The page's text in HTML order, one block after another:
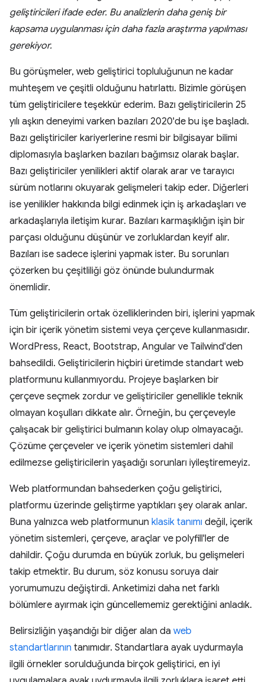
geliştiricileri ifade eder. Bu analizlerin daha geniş bir
kapsama uygulanması için daha fazla araştırma yapılması
gerekiyor.
Bu görüşmeler, web geliştirici topluluğunun ne kadar
muhteşem ve çeşitli olduğunu hatırlattı. Bizimle görüşen
tüm geliştiricilere teşekkür ederim. Bazı geliştiricilerin 25
yılı aşkın deneyimi varken bazıları 2020'de bu işe başladı.
Bazı geliştiriciler kariyerlerine resmi bir bilgisayar bilimi
diplomasıyla başlarken bazıları bağımsız olarak başlar.
Bazı geliştiriciler yenilikleri aktif olarak arar ve tarayıcı
sürüm notlarını okuyarak gelişmeleri takip eder. Diğerleri
ise yenilikler hakkında bilgi edinmek için iş arkadaşları ve
arkadaşlarıyla iletişim kurar. Bazıları karmaşıklığın işin bir
parçası olduğunu düşünür ve zorluklardan keyif alır.
Bazıları ise sadece işlerini yapmak ister. Bu sorunları
çözerken bu çeşitliliği göz önünde bulundurmak
önemlidir.
Tüm geliştiricilerin ortak özelliklerinden biri, işlerini yapmak
için bir içerik yönetim sistemi veya çerçeve kullanmasıdır.
WordPress, React, Bootstrap, Angular ve Tailwind'den
bahsedildi. Geliştiricilerin hiçbiri üretimde standart web
platformunu kullanmıyordu. Projeye başlarken bir
çerçeve seçmek zordur ve geliştiriciler genellikle teknik
olmayan koşulları dikkate alır. Örneğin, bu çerçeveyle
çalışacak bir geliştirici bulmanın kolay olup olmayacağı.
Çözüme çerçeveler ve içerik yönetim sistemleri dahil
edilmezse geliştiricilerin yaşadığı sorunları iyileştiremeyiz.
Web platformundan bahsederken çoğu geliştirici,
platformu üzerinde geliştirme yaptıkları şey olarak anlar.
Buna yalnızca web platformunun klasik tanımı değil, içerik
yönetim sistemleri, çerçeve, araçlar ve polyfill'ler de
dahildir. Çoğu durumda en büyük zorluk, bu gelişmeleri
takip etmektir. Bu durum, söz konusu soruya dair
yorumumuzu değiştirdi. Anketimizi daha net farklı
bölümlere ayırmak için güncellememiz gerektiğini anladık.
Belirsizliğin yaşandığı bir diğer alan da web
standartlarının tanımıdır. Standartlara ayak uydurmayla
ilgili örnekler sorulduğunda birçok geliştirici, en iyi